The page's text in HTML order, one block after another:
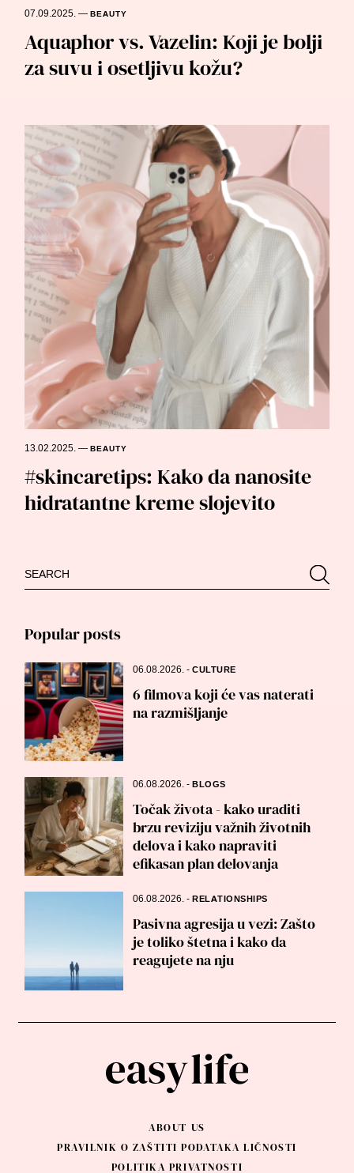
07.09.2025.—BEAUTY
Aquaphor vs. Vazelin: Koji je bolji
za suvu i osetljivu kožu?
13.02.2025.—BEAUTY
#skincaretips: Kako da nanosite
hidratantne kreme slojevito
Search
for:
Popular posts
06.08.2026.-CULTURE
6 filmova koji će vas naterati
na razmišljanje
06.08.2026.-BLOGS
Točak života - kako uraditi
brzu reviziju važnih životnih
delova i kako napraviti
efikasan plan delovanja
06.08.2026.-RELATIONSHIPS
Pasivna agresija u vezi: Zašto
je toliko štetna i kako da
reagujete na nju
ABOUT US
PRAVILNIK O ZAŠTITI PODATAKA LIČNOSTI
POLITIKA PRIVATNOSTI